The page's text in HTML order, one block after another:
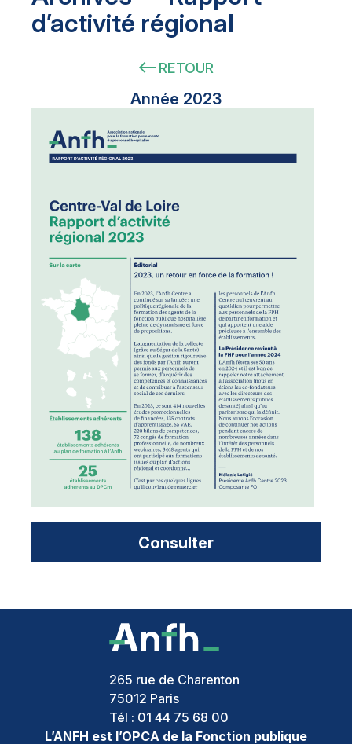
d’activité régional
RETOUR
Année 2023
Consulter
265 rue de Charenton
75012 Paris
Tél : 01 44 75 68 00
L’ANFH est l’OPCA de la Fonction publique